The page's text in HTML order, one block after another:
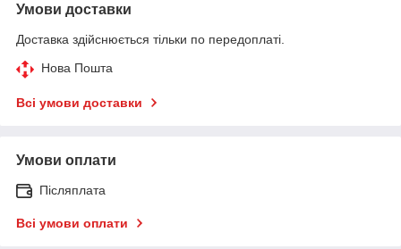
Умови доставки
Доставка здійснюється тільки по передоплаті.
Нова Пошта
Всі умови доставки
Умови оплати
Післяплата
Всі умови оплати